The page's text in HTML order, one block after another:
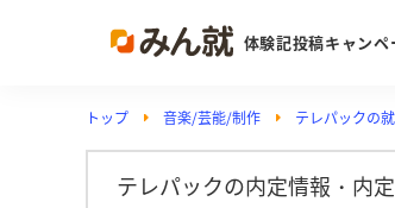
体験記投稿キャンペ
投稿
ラン
注目
トップ 音楽/芸能/制作 テレパックの
テレパックの内定情報・内